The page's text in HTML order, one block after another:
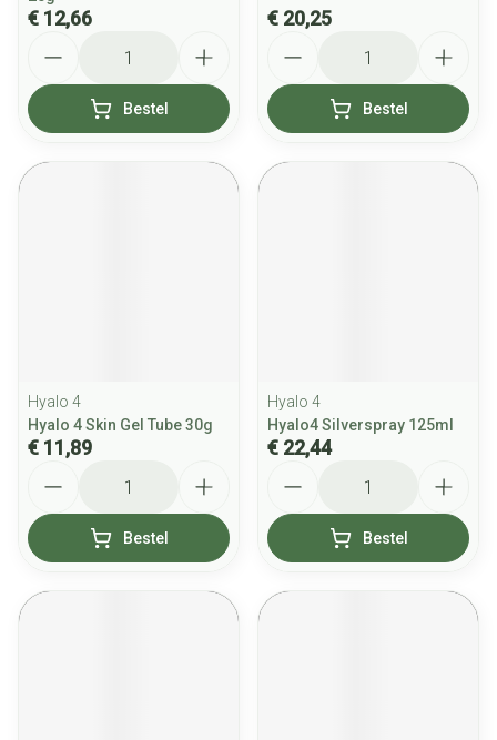
€ 12,66
Bestel
€ 20,25
Bestel
Hyalo 4
Hyalo 4 Skin Gel Tube 30g
€ 11,89
Bestel
Hyalo 4
Hyalo4 Silverspray 125ml
€ 22,44
Bestel